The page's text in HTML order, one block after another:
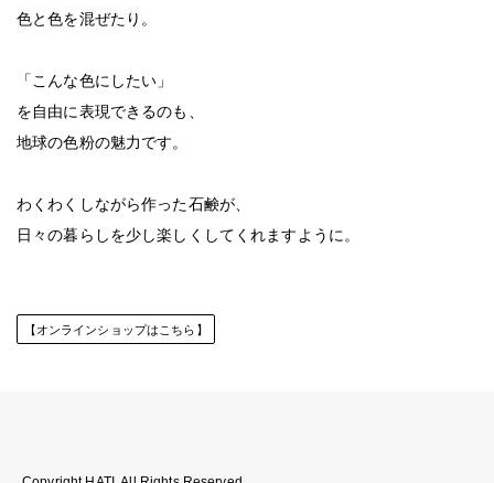
色と色を混ぜたり。
「こんな色にしたい」
を自由に表現できるのも、
地球の色粉の魅力です。
わくわくしながら作った石鹸が、
日々の暮らしを少し楽しくしてくれますように。
【オンラインショップはこちら】